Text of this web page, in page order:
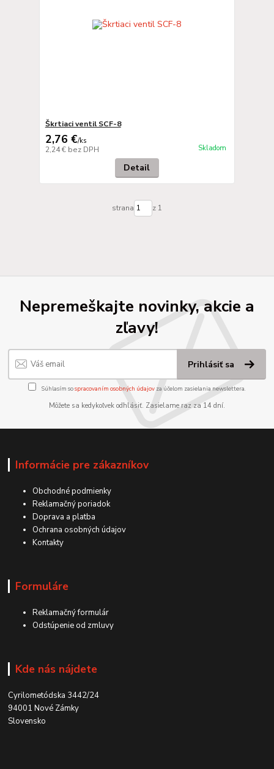
Škrtiaci ventil SCF-8
2,76 €/ks
2,24 € bez DPH Skladom
Detail
strana z 1
Nepremeškajte novinky, akcie a
zľavy!
Prihlásiť sa
Súhlasím sospracovaním osobných údajov za účelom zasielania newslettera.
Môžete sa kedykoľvek odhlásiť. Zasielame raz za 14 dní.
Informácie pre zákazníkov
Obchodné podmienky
Reklamačný poriadok
Doprava a platba
Ochrana osobných údajov
Kontakty
Formuláre
Reklamačný formulár
Odstúpenie od zmluvy
Kde nás nájdete
Cyrilometódska 3442/24
94001 Nové Zámky
Slovensko